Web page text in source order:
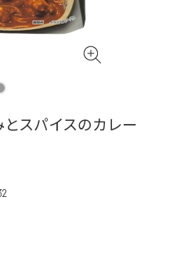
スパイスのカレー